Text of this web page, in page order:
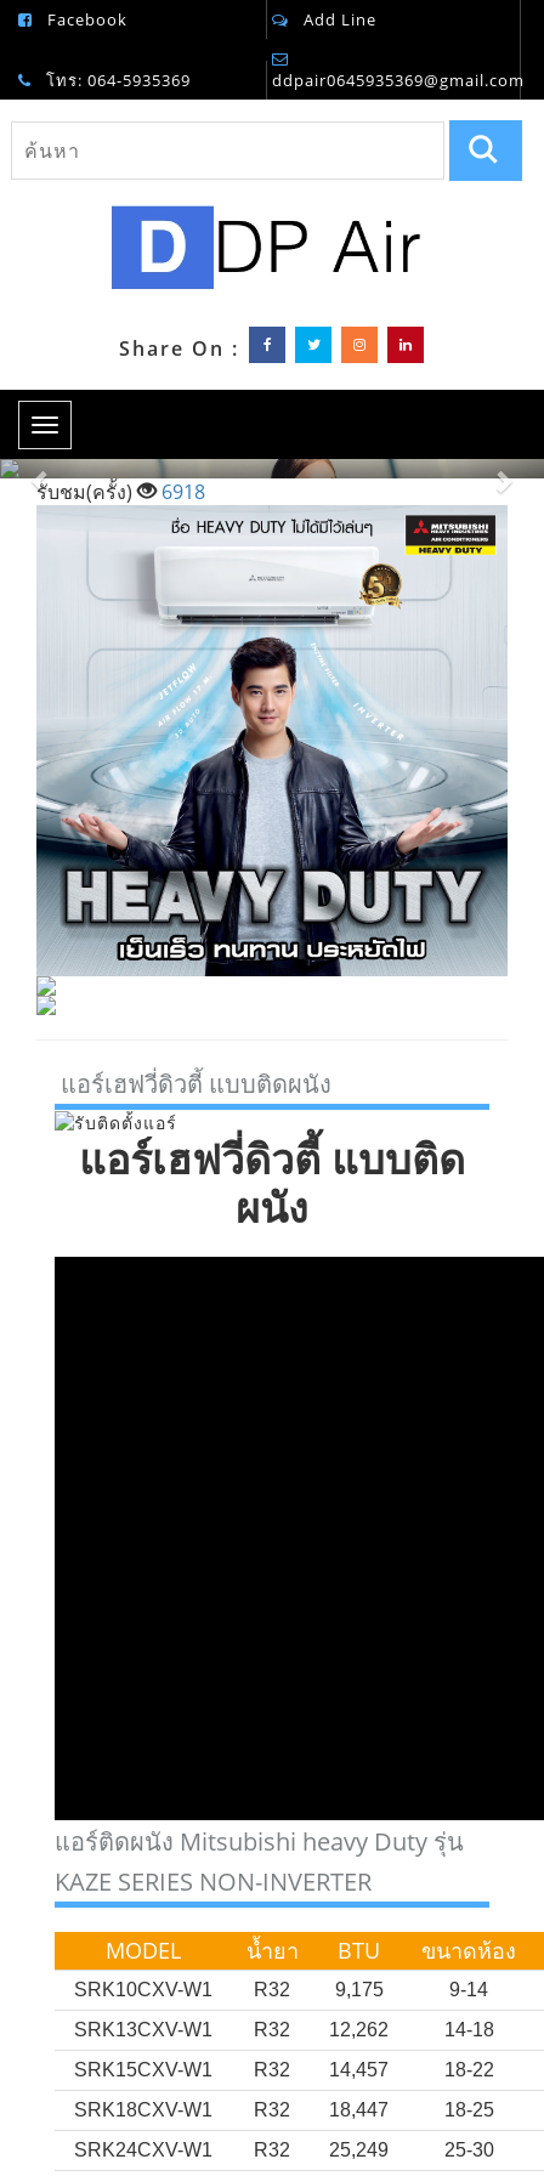
Facebook Add Line
โทร: 064-5935369 ddpair0645935369@gmail.com
Share On :
Toggle
navigation
Previous
รับชม(ครั้ง) 6918
แอร์เฮฟวี่ดิวตี้ แบบติดผนัง
แอร์เฮฟวี่ดิวตี้ แบบติด
ผนัง
แอร์ติดผนัง Mitsubishi heavy Duty รุ่น
KAZE SERIES NON-INVERTER
MODEL น้ำยา BTU ขนาดห้อง
SRK10CXV-W1 R32 9,175
9-14
SRK13CXV-W1
R32 12,262
14-18
SRK15CXV-W1
R32 14,457
18-22
SRK18CXV-W1
R32 18,447
18-25
SRK24CXV-W1
R32 25,249 25-30